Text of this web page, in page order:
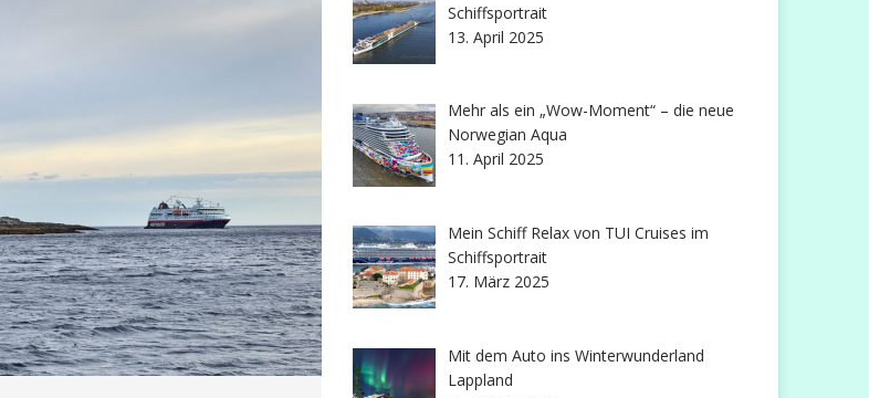
Schiffsportrait
13. April 2025
Mehr als ein „Wow-Moment“ – die neue
Norwegian Aqua
11. April 2025
Mein Schiff Relax von TUI Cruises im
Schiffsportrait
17. März 2025
Mit dem Auto ins Winterwunderland
Lappland